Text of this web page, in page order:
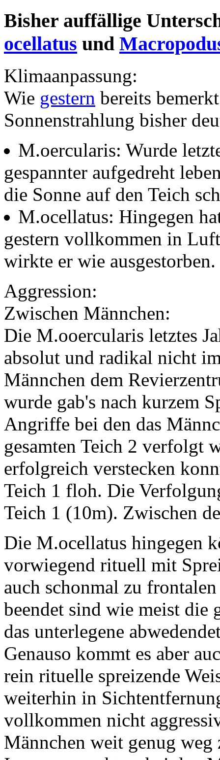
Bisher auffällige
ocellatus und
Klimaanpassung:
Wie gestern bereits
Sonnenstrahlung bisher
M.oercularis: Wurde
gespannter aufgedreht
die Sonne auf den Teich
M.ocellatus: Hingegen
gestern vollkommen in
wirkte er wie ausgestorben.
Aggression:
Zwischen Männchen:
Die M.ooercularis letztes
absolut und radikal nicht
Männchen dem
wurde gab's nach kurzem
Angriffe bei den das
gesamten Teich 2 verfolgt
erfolgreich verstecken
Teich 1 floh. Die
Teich 1 (10m). Zwischen
Die M.ocellatus hingegen
vorwiegend rituell mit
auch schonmal zu
beendet sind wie meist die
das unterlegene
Genauso kommt es aber
rein rituelle spreizende
weiterhin in
vollkommen nicht
Männchen weit genug